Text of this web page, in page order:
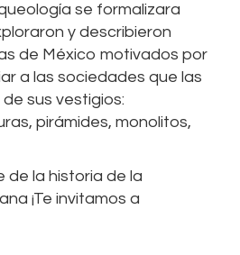
se formalizara
y describieron
de México motivados por
a las sociedades que las
sus vestigios:
pirámides, monolitos,
de la historia de la
¡Te invitamos a